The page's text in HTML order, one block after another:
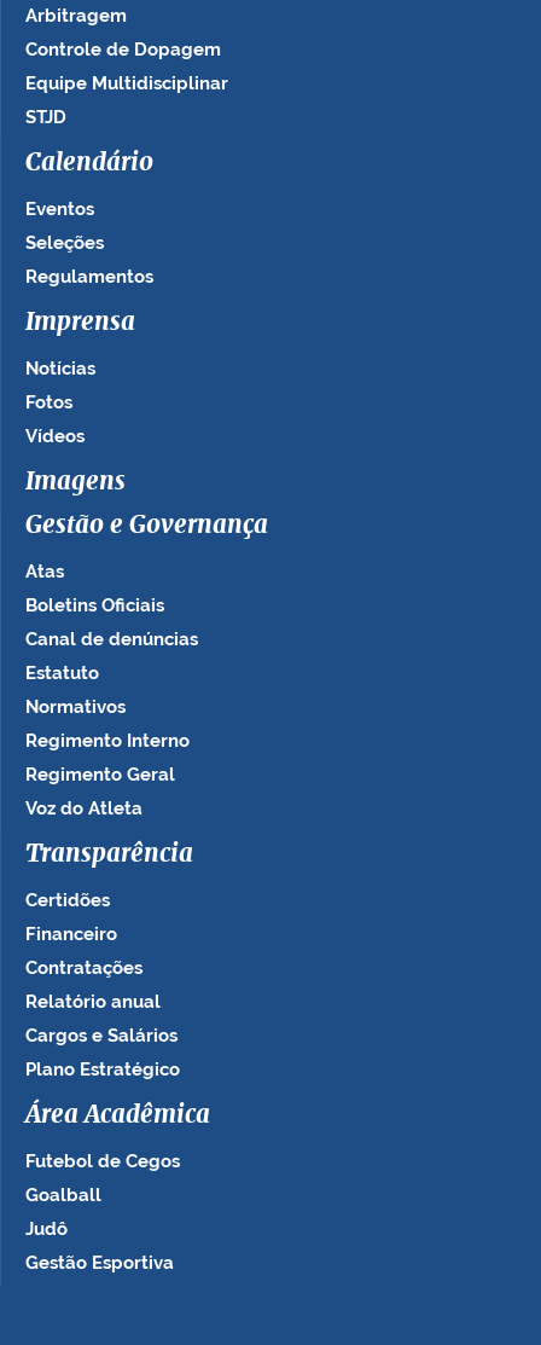
Arbitragem
Controle de Dopagem
Equipe Multidisciplinar
STJD
Calendário
Eventos
Seleções
Regulamentos
Imprensa
Notícias
Fotos
Vídeos
Imagens
Gestão e Governança
Atas
Boletins Oficiais
Canal de denúncias
Estatuto
Normativos
Regimento Interno
Regimento Geral
Voz do Atleta
Transparência
Certidões
Financeiro
Contratações
Relatório anual
Cargos e Salários
Plano Estratégico
Área Acadêmica
Futebol de Cegos
Goalball
Judô
Gestão Esportiva